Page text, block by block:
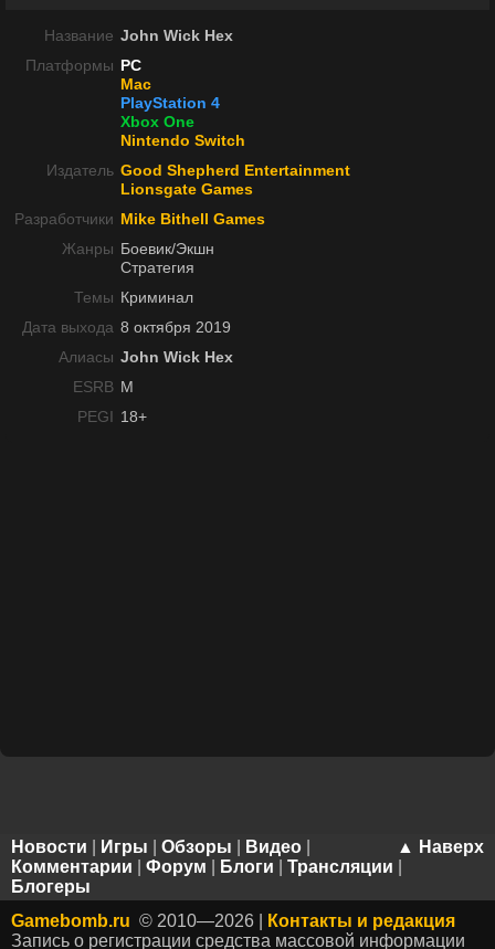
Название John Wick Hex
Платформы PC
Mac
PlayStation 4
Xbox One
Nintendo Switch
Издатель Good Shepherd Entertainment
Lionsgate Games
Разработчики Mike Bithell Games
Жанры Боевик/Экшн
Стратегия
Темы Криминал
Дата выхода 8 октября 2019
Алиасы John Wick Hex
ESRB M
PEGI 18+
▲ Наверх
Новости Игры Обзоры Видео
Комментарии
Форум Блоги Трансляции
Блогеры
Gamebomb.ru © 2010—2026 |
Контакты и редакция
Запись о регистрации средства массовой информации